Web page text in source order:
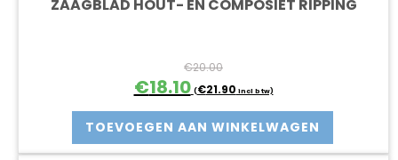
ZAAGBLAD HOUT- EN COMPOSIET RIPPING
€20.00
Oorspronkelijke
prijs
was:
€20.00.
€18.10Huidige
prijs
is:
€18.10.
(€21.90 incl btw)
TOEVOEGEN AAN WINKELWAGEN